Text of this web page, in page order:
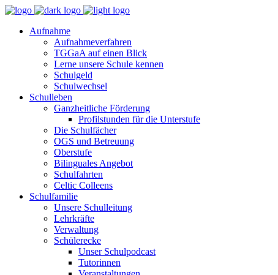
Aufnahme
Aufnahmeverfahren
TGGaA auf einen Blick
Lerne unsere Schule kennen
Schulgeld
Schulwechsel
Schulleben
Ganzheitliche Förderung
Profilstunden für die Unterstufe
Die Schulfächer
OGS und Betreuung
Oberstufe
Bilinguales Angebot
Schulfahrten
Celtic Colleens
Schulfamilie
Unsere Schulleitung
Lehrkräfte
Verwaltung
Schülerecke
Unser Schulpodcast
Tutorinnen